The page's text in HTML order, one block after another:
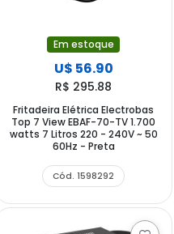
Em estoque
U$ 56.90
R$ 295.88
Fritadeira Elétrica Electrobas
Top 7 View EBAF-70-TV 1.700
watts 7 Litros 220 - 240V ~ 50
60Hz - Preta
Cód. 1598292